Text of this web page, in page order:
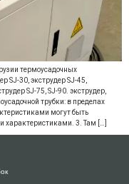
термоусадочных
SJ-30, экструдер SJ-45,
SJ-75, SJ-90. экструдер,
трубки: в пределах
могут быть
характеристиками. 3. Там […]